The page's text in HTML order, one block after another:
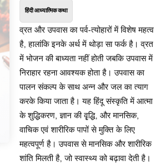
हिंदी आध्यात्मिक कथा
व्रत और उपवास का पर्व-त्योहारों में विशेष महत्व
है, हालांकि इनके अर्थ में थोड़ा सा फर्क है। व्रत
में भोजन की बाध्यता नहीं होती जबकि उपवास में
निराहार रहना आवश्यक होता है। उपवास का
पालन संकल्प के साथ अन्न और जल का त्याग
करके किया जाता है। यह हिंदू संस्कृति में आत्मा
के शुद्धिकरण, ज्ञान की वृृद्धि, और मानसिक,
वाचिक एवं शारीरिक पापों से मुक्ति के लिए
महत्वपूर्ण है। उपवास से मानसिक और शारीरिक
शांति मिलती है, जो स्वास्थ्य को बढ़ावा देती है।